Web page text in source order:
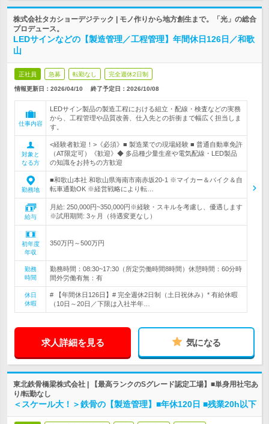
株式会社タカショーデジテック | モノ作りから地方創生まで。「光」の総合
プロデュース。
LEDサインなどの【製造管理／工程管理】年間休日126日／和歌
山
正社員 急募 転勤なし 完全週休2日制
情報更新日：2026/04/10 終了予定日： 2026/10/08
仕事内容
LEDサイン製品の製造工程における組立・配線・検査などの実務
から、工程管理や品質改善、仕入先との折衝まで幅広く担当しま
す。
対象と
なる方
<経験者歓迎！>《必須》■ 製造業での現場経験 ■ 普通自動車免許
（AT限定可）《歓迎》◆ 多品種少量生産や電気配線・LED製品
の知識をお持ちの方歓迎
勤務地
■和歌山本社 和歌山県海南市南赤坂20-1 ※マイカー＆バイク＆自
転車通勤OK ※経営戦略により転…
給与
月給: 250,000円~350,000円※経験・スキルを考慮し、優遇します
※試用期間: 3ヶ月（待遇変更なし）
初年度
年収
350万円～500万円
勤務
時間
勤務時間：08:30~17:30（所定労働時間8時間）休憩時間：60分時
間外労働有無：有
休日
休暇
# 【年間休日126日】# 完全週休2日制（土日祝休み）* 有給休暇
（10日～20日／下限は入社半年…
求人詳細を見る 気になる
東北鉄骨橋梁株式会社 | 【最高ランクのSグレード認定工場】■単身用社宅あ
り/転勤なし
＜スケール大！＞鉄骨の【製造管理】■年休120日 ■残業20h以下